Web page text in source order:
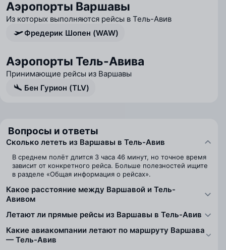
Аэропорты Варшавы
Из которых выполняются рейсы в Тель-Авив
Фредерик Шопен (WAW)
Аэропорты Тель-Авива
Принимающие рейсы из Варшавы
Бен Гурион (TLV)
Вопросы и ответы
Сколько лететь из Варшавы в Тель-Авив
В среднем полёт длится 3 часа 46 минут, но точное время
зависит от конкретного рейса. Больше полезностей ищите
в разделе «Общая информация о рейсах».
Какое расстояние между Варшавой и Тель-
Авивом
Летают ли прямые рейсы из Варшавы в Тель-Авив
Какие авиакомпании летают по маршруту Варшава
— Тель-Авив